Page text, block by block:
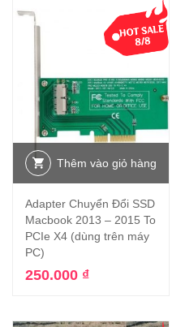
Thêm vào giỏ hàng
Adapter Chuyển Đổi SSD
Macbook 2013 – 2015 To
PCIe X4 (dùng trên máy
PC)
250.000 ₫